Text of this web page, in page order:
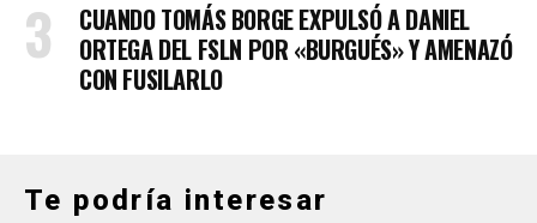
CUANDO TOMÁS BORGE EXPULSÓ A DANIEL
ORTEGA DEL FSLN POR «BURGUÉS» Y AMENAZÓ
CON FUSILARLO
Te podría interesar